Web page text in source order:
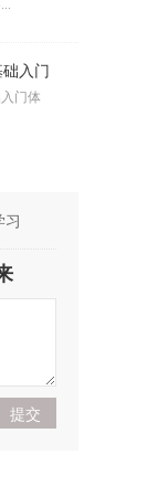
入门
门体
英语
学
语
导学
语
习